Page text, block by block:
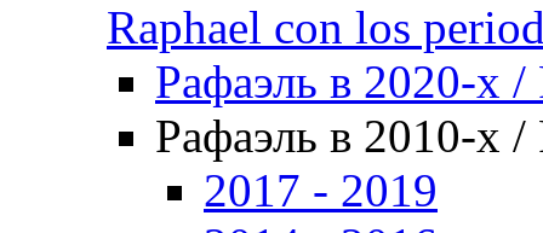
Raphael con los
Рафаэль в 2020-х /
Рафаэль в 2010-х /
2017 - 2019